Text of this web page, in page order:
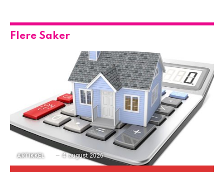
Flere Saker
ARTIKKEL 4. august 2026